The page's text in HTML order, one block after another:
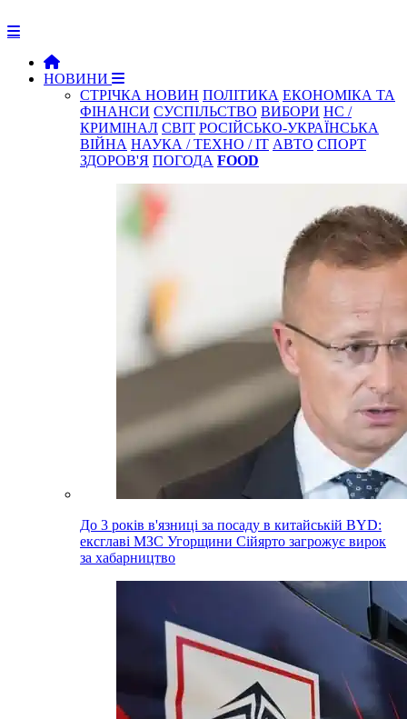
НОВИНИ
СТРІЧКА НОВИН ПОЛІТИКА ЕКОНОМІКА ТА
ФІНАНСИ СУСПІЛЬСТВО ВИБОРИ НС /
КРИМІНАЛ СВІТ РОСІЙСЬКО-УКРАЇНСЬКА
ВІЙНА НАУКА / ТЕХНО / IT АВТО СПОРТ
ЗДОРОВ'Я ПОГОДА FOOD
До 3 років в'язниці за посаду в китайській BYD:
ексглаві МЗС Угорщини Сійярто загрожує вирок
за хабарництво